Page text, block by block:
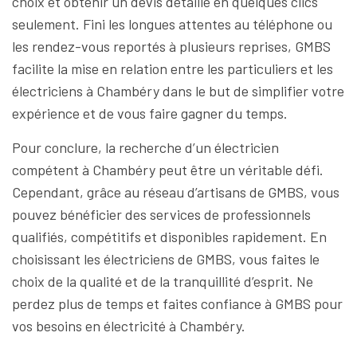
seulement. Fini les longues attentes au téléphone ou
les rendez-vous reportés à plusieurs reprises, GMBS
facilite la mise en relation entre les particuliers et les
électriciens à Chambéry dans le but de simplifier votre
expérience et de vous faire gagner du temps.
Pour conclure, la recherche d’un électricien
compétent à Chambéry peut être un véritable défi.
Cependant, grâce au réseau d’artisans de GMBS, vous
pouvez bénéficier des services de professionnels
qualifiés, compétitifs et disponibles rapidement. En
choisissant les électriciens de GMBS, vous faites le
choix de la qualité et de la tranquillité d’esprit. Ne
perdez plus de temps et faites confiance à GMBS pour
vos besoins en électricité à Chambéry.